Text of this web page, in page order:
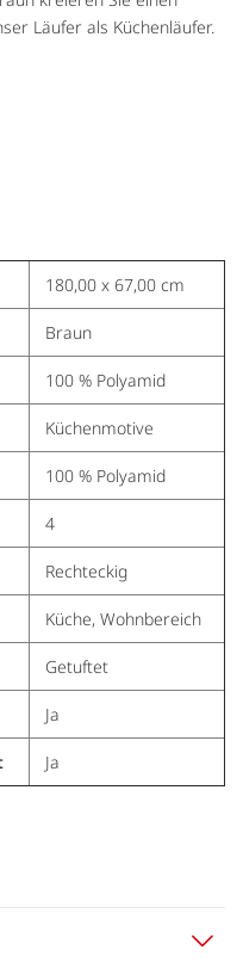
Läufer als Küchenläufer.
180,00 x 67,00 cm
Braun
100 % Polyamid
Küchenmotive
100 % Polyamid
4
Rechteckig
Küche, Wohnbereich
Getuftet
Ja
Ja